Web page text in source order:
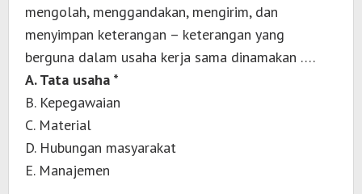
mengolah, menggandakan, mengirim, dan
menyimpan keterangan – keterangan yang
berguna dalam usaha kerja sama dinamakan ….
A. Tata usaha *
B. Kepegawaian
C. Material
D. Hubungan masyarakat
E. Manajemen